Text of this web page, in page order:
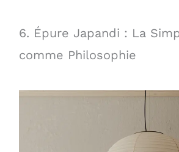
6. Épure Japandi : La
comme Philosophie